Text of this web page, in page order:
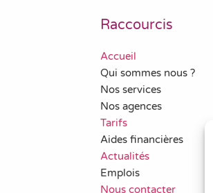
Raccourcis
Accueil
Qui sommes nous ?
Nos services
Nos agences
Tarifs
Aides financières
Actualités
Emplois
Nous contacter